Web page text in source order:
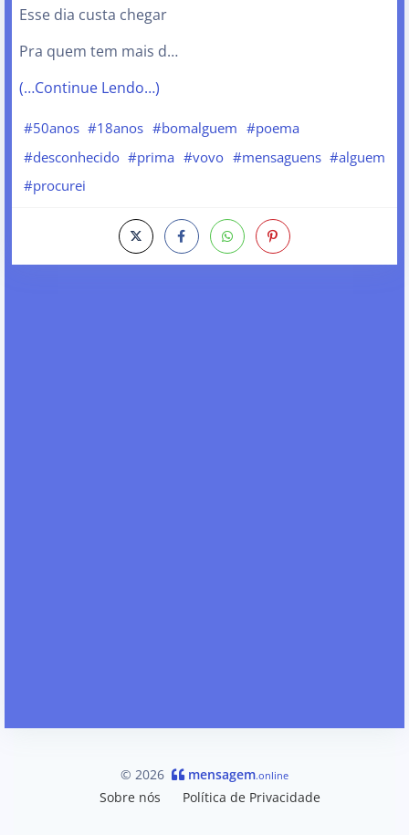
Esse dia custa chegar
Pra quem tem mais d…
(…Continue Lendo…)
#50anos #18anos #bomalguem #poema
#desconhecido #prima #vovo #mensaguens #alguem
#procurei
© 2026 mensagem.online
Sobre nós Política de Privacidade